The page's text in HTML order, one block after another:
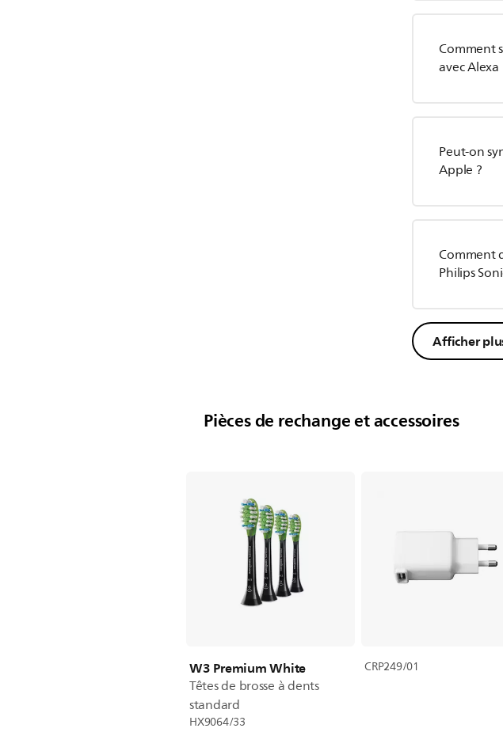
Comment
avec Alexa
Peut-on
Apple ?
Comment
Philips
Afficher
Pièces de rechange et accessoires
W3 Premium White
Têtes de brosse à dents
standard
HX9064/33
CRP249/01